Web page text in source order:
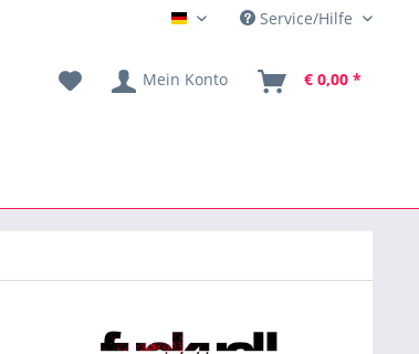
DE Service/Hilfe
Mein Konto € 0,00 *